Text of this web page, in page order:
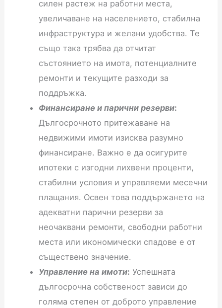
силен растеж на работни места,
увеличаване на населението, стабилна
инфраструктура и желани удобства. Те
също така трябва да отчитат
състоянието на имота, потенциалните
ремонти и текущите разходи за
поддръжка.
Финансиране и парични резерви:
Дългосрочното притежаване на
недвижими имоти изисква разумно
финансиране. Важно е да осигурите
ипотеки с изгодни лихвени проценти,
стабилни условия и управляеми месечни
плащания. Освен това поддържането на
адекватни парични резерви за
неочаквани ремонти, свободни работни
места или икономически спадове е от
съществено значение.
Управление на имоти: Успешната
дългосрочна собственост зависи до
голяма степен от доброто управление